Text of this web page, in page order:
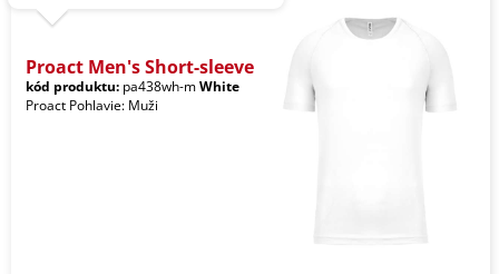
Proact Men's Short-sleeve
kód produktu: pa438wh-mWhite
Proact Pohlavie: Muži